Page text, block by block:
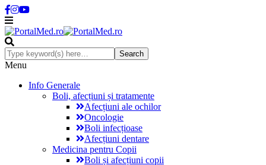
Menu
Info Generale
Boli, afecțiuni și tratamente
Afecțiuni ale ochilor
Oncologie
Boli infecțioase
Afecțiuni dentare
Medicina pentru Copii
Boli și afecțiuni copii